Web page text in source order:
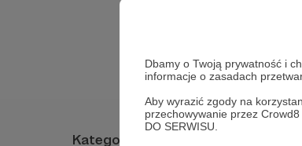
Dbamy o Twoją prywatność i
informacje o zasadach
Aby wyrazić zgody na
przechowywanie przez
DO SERWISU.
Kategorie